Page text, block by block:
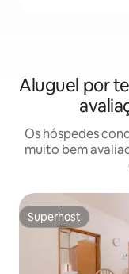
Aluguel por
Os hóspedes
muito bem
Superhost
Superhost